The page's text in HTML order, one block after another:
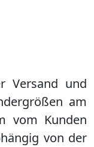
Versand und
am
vom Kunden
von der